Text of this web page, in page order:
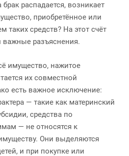
распадается, возникает
приобретённое или
таких средств? На этот счёт
разъяснения.
имущество, нажитое
их совместной
есть важное исключение:
— такие как материнский
средства по
— не относятся к
Они выделяются
и при покупке или